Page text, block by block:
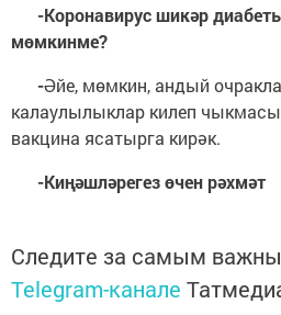
-Коронавирус шикәр
мөмкинме?
-Әйе, мөмкин, андый
калаулылыклар килеп
вакцина ясатырга кирәк.
-Киңәшләрегез өчен рәхмәт
Следите за самым
Telegram-канале